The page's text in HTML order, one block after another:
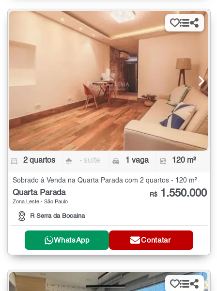
2 quartos - suíte 1 vaga 120 m²
Sobrado à Venda na Quarta Parada com 2 quartos - 120 m²
Quarta Parada
Zona Leste - São Paulo
R Serra da Bocaina
R$ 1.550.000
WhatsApp Contatar